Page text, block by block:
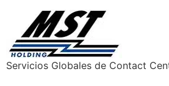
Servicios Globales de Contact